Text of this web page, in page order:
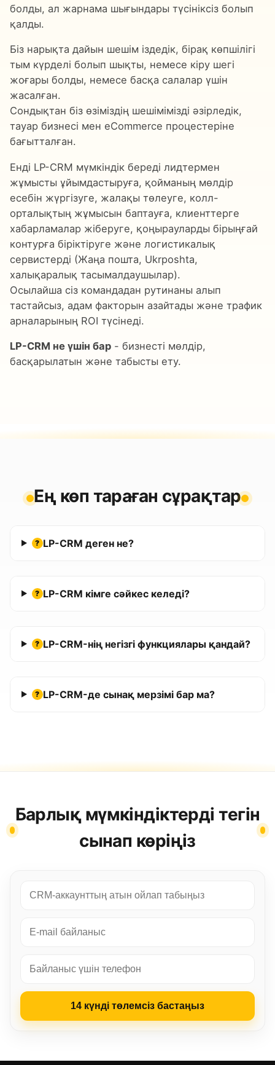
болды, ал жарнама шығындары түсініксіз болып
қалды.
Біз нарықта дайын шешім іздедік, бірақ көпшілігі
тым күрделі болып шықты, немесе кіру шегі
жоғары болды, немесе басқа салалар үшін
жасалған.
Сондықтан біз өзіміздің шешімімізді әзірледік,
тауар бизнесі мен eCommerce процестеріне
бағытталған.
Енді LP-CRM мүмкіндік береді лидтермен
жұмысты ұйымдастыруға, қойманың мөлдір
есебін жүргізуге, жалақы төлеуге, колл-
орталықтың жұмысын баптауға, клиенттерге
хабарламалар жіберуге, қоңырауларды бірыңғай
контурға біріктіруге және логистикалық
сервистерді (Жаңа пошта, Ukrposhta,
халықаралық тасымалдаушылар).
Осылайша сіз командадан рутинаны алып
тастайсыз, адам факторын азайтады және трафик
арналарының ROI түсінеді.
LP-CRM не үшін бар - бизнесті мөлдір,
басқарылатын және табысты ету.
Ең көп тараған сұрақтар
? LP-CRM деген не?
? LP-CRM кімге сәйкес келеді?
? LP-CRM-нің негізгі функциялары қандай?
? LP-CRM-де сынақ мерзімі бар ма?
Барлық мүмкіндіктерді тегін
сынап көріңіз
14 күнді төлемсіз бастаңыз